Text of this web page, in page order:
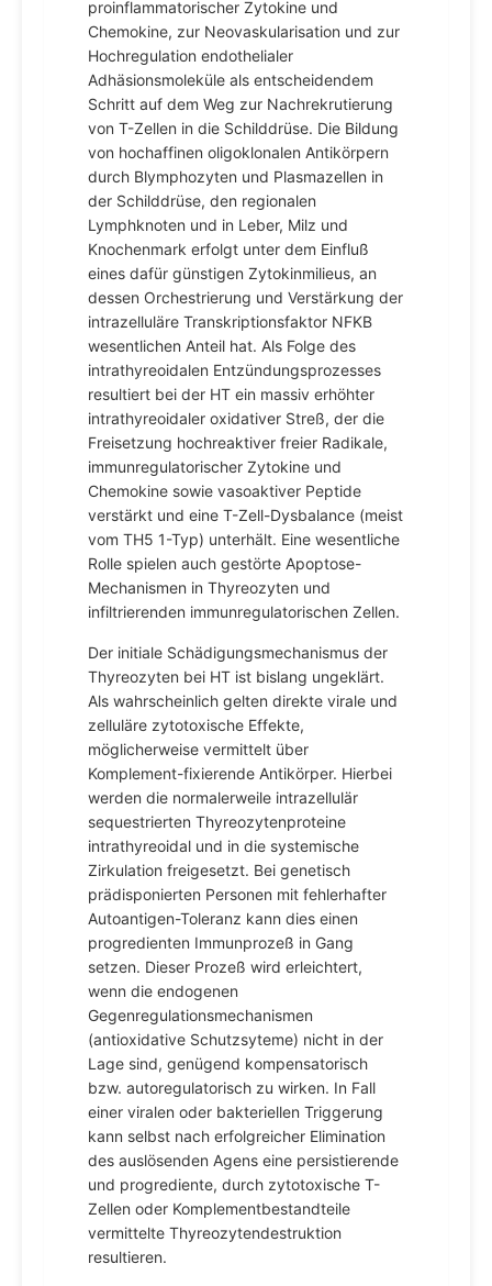
proinflammatorischer Zytokine und
Chemokine, zur Neovaskularisation und zur
Hochregulation endothelialer
Adhäsionsmoleküle als entscheidendem
Schritt auf dem Weg zur Nachrekrutierung
von T-Zellen in die Schilddrüse. Die Bildung
von hochaffinen oligoklonalen Antikörpern
durch Blymphozyten und Plasmazellen in
der Schilddrüse, den regionalen
Lymphknoten und in Leber, Milz und
Knochenmark erfolgt unter dem Einfluß
eines dafür günstigen Zytokinmilieus, an
dessen Orchestrierung und Verstärkung der
intrazelluläre Transkriptionsfaktor NFKB
wesentlichen Anteil hat. Als Folge des
intrathyreoidalen Entzündungsprozesses
resultiert bei der HT ein massiv erhöhter
intrathyreoidaler oxidativer Streß, der die
Freisetzung hochreaktiver freier Radikale,
immunregulatorischer Zytokine und
Chemokine sowie vasoaktiver Peptide
verstärkt und eine T-Zell-Dysbalance (meist
vom TH5 1-Typ) unterhält. Eine wesentliche
Rolle spielen auch gestörte Apoptose-
Mechanismen in Thyreozyten und
infiltrierenden immunregulatorischen Zellen.
Der initiale Schädigungsmechanismus der
Thyreozyten bei HT ist bislang ungeklärt.
Als wahrscheinlich gelten direkte virale und
zelluläre zytotoxische Effekte,
möglicherweise vermittelt über
Komplement-fixierende Antikörper. Hierbei
werden die normalerweile intrazellulär
sequestrierten Thyreozytenproteine
intrathyreoidal und in die systemische
Zirkulation freigesetzt. Bei genetisch
prädisponierten Personen mit fehlerhafter
Autoantigen-Toleranz kann dies einen
progredienten Immunprozeß in Gang
setzen. Dieser Prozeß wird erleichtert,
wenn die endogenen
Gegenregulationsmechanismen
(antioxidative Schutzsyteme) nicht in der
Lage sind, genügend kompensatorisch
bzw. autoregulatorisch zu wirken. In Fall
einer viralen oder bakteriellen Triggerung
kann selbst nach erfolgreicher Elimination
des auslösenden Agens eine persistierende
und progrediente, durch zytotoxische T-
Zellen oder Komplementbestandteile
vermittelte Thyreozytendestruktion
resultieren.